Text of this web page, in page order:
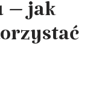
– jak